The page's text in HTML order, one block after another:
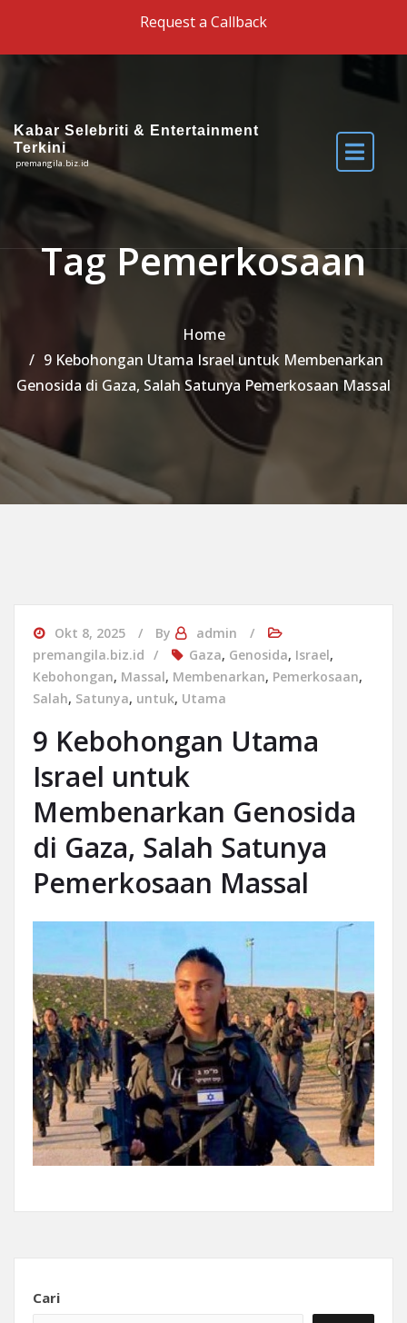
Request a Callback
Kabar Selebriti & Entertainment
Terkini
premangila.biz.id
Tag Pemerkosaan
Home
9 Kebohongan Utama Israel untuk Membenarkan
Genosida di Gaza, Salah Satunya Pemerkosaan Massal
Okt 8, 2025 By
admin
premangila.biz.id
Gaza, Genosida, Israel,
Kebohongan, Massal, Membenarkan, Pemerkosaan,
Salah, Satunya, untuk, Utama
9 Kebohongan Utama
Israel untuk
Membenarkan Genosida
di Gaza, Salah Satunya
Pemerkosaan Massal
Cari